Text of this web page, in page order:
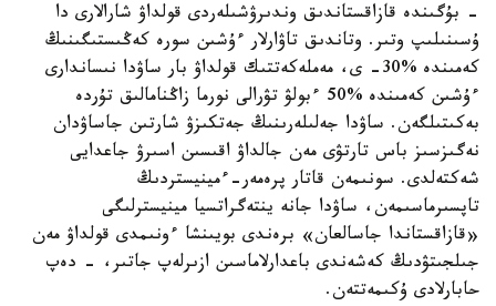
- بۇگىندە قازاقستاندىق وندىرۋشىلەردى قولداۋ شارالارى دا
ۇسىنىلىپ وتىر. وتاندىق تاۋارلار ءۇشىن سورە كەڭىستىگىنىڭ
كەمىندە %30- ى، مەملەكەتتىك قولداۋ بار ساۋدا نىساندارى
ءۇشىن كەمىندە %50 ءبولۋ تۋرالى نورما زاڭنامالىق تۇردە
بەكىتىلگەن. ساۋدا جەلىلەرىنىڭ جەتكىزۋ شارتىن جاساۋدان
نەگىزسىز باس تارتۋى مەن جالداۋ اقىسىن اسىرۋ جاعدايى
شەكتەلدى. سونىمەن قاتار پرەمەر-ءمينيستردىڭ
تاپسىرماسىمەن، ساۋدا جانە ينتەگراتسيا مينيسترلىگى
«قازاقستاندا جاسالعان» برەندى بويىنشا ءونىمدى قولداۋ مەن
جىلجىتۋدىڭ كەشەندى باعدارلاماسىن ازىرلەپ جاتىر، - دەپ
حابارلادى ۇكىمەتتەن.